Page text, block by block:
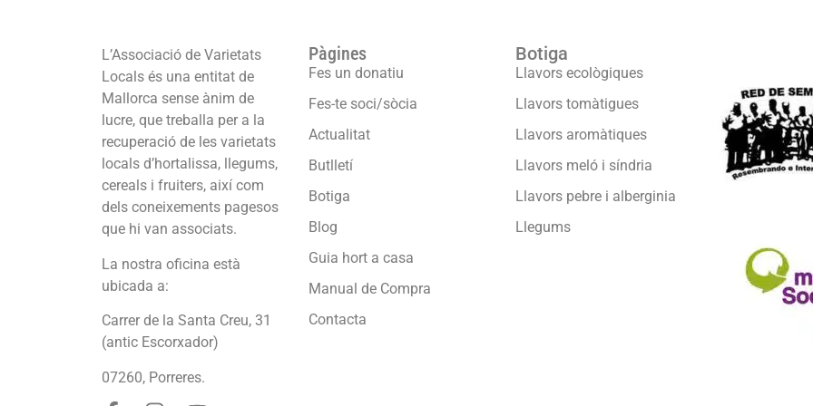
L’Associació de Varietats
Locals és una entitat de
Mallorca sense ànim de
lucre, que treballa per a la
recuperació de les varietats
locals d’hortalissa, llegums,
cereals i fruiters, així com
dels coneixements pagesos
que hi van associats.
La nostra oficina està
ubicada a:
Carrer de la Santa Creu, 31
(antic Escorxador)
07260, Porreres.
Pàgines
Fes un donatiu
Fes-te soci/sòcia
Actualitat
Butlletí
Botiga
Blog
Guia hort a casa
Manual de Compra
Contacta
Botiga
Llavors ecològiques
Llavors tomàtigues
Llavors aromàtiques
Llavors meló i síndria
Llavors pebre i alberginia
Llegums